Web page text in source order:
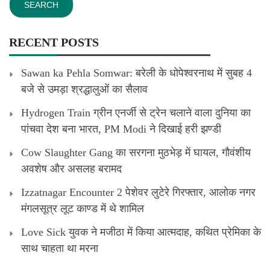
RECENT POSTS
Sawan ka Pehla Somwar: बरेली के धोपेश्वरनाथ में सुबह 4
बजे से उमड़ा श्रद्धालुओं का सैलाव
Hydrogen Train ग्रीन एनर्जी से ट्रेन चलाने वाला दुनिया का
पांचवा देश बना भारत, PM Modi ने दिखाई हरी झण्डी
Cow Slaughter Gang का सरगना मुठभेड़ में घायल, गौवंशीय
अवशेष और असलह बरामद
Izzatnagar Encounter 2 पेशेवर लुटेरे गिरफ्तार, आलोक नगर
मंगलसूत्र लूट काण्‍ड में थे शामिल
Love Sick युवक ने मजीठा में किया आत्मदाह, कथित प्रेमिका के
साथ चाहता था मरना